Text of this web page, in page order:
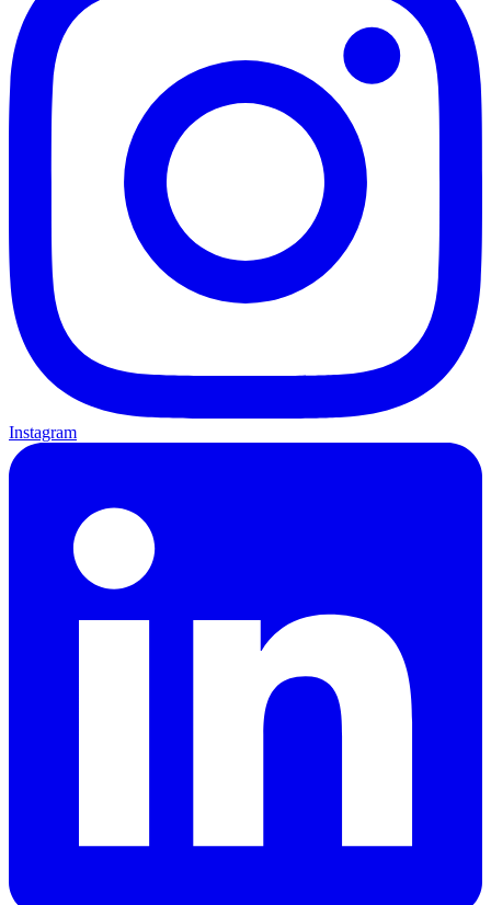
Instagram